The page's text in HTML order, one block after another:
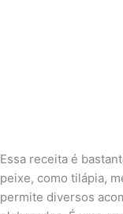
Essa receita é
peixe, como tilápia,
permite diversos